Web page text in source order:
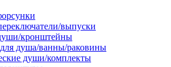
выпуски
кронштейны
душа/ванны/раковины
души/комплекты